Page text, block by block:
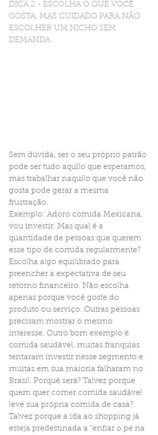
DICA 2 - ESCOLHA O QUE VOCÊ
GOSTA, MAS CUIDADO PARA NÃO
ESCOLHER UM NICHO SEM
DEMANDA.
Sem dúvida, ser o seu próprio patrão
pode ser tudo aquilo que esperamos,
mas trabalhar naquilo que você não
gosta pode gerar a mesma
frustração.
Exemplo: Adoro comida Mexicana,
vou investir. Mas qual é a
quantidade de pessoas que querem
esse tipo de comida regularmente?
Escolha algo equilibrado para
preencher a expectativa de seu
retorno financeiro. Não escolha
apenas porque você goste do
produto ou serviço. Outras pessoas
precisam mostrar o mesmo
interesse. Outro bom exemplo é
comida saudável, muitas franquias
tentaram investir nesse segmento e
muitas em sua maioria falharam no
Brasil. Porquê será? Talvez porque
quem quer comer comida saudável
leve sua própria comida de casa?
Talvez porque a ida ao shopping já
esteja predestinada a "enfiar o pé na